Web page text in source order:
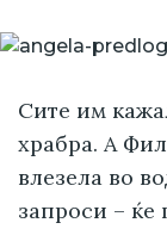
Сите им
храбра. А
влезела во
запроси – ќе